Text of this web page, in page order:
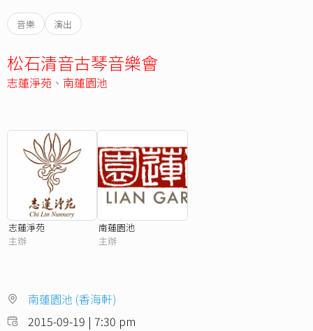
音樂 演出
松石清音古琴音樂會
志蓮淨苑 、 南蓮園池
志蓮淨苑
主辦
南蓮園池
主辦
南蓮園池 (香海軒)
2015-09-19 | 7:30 pm